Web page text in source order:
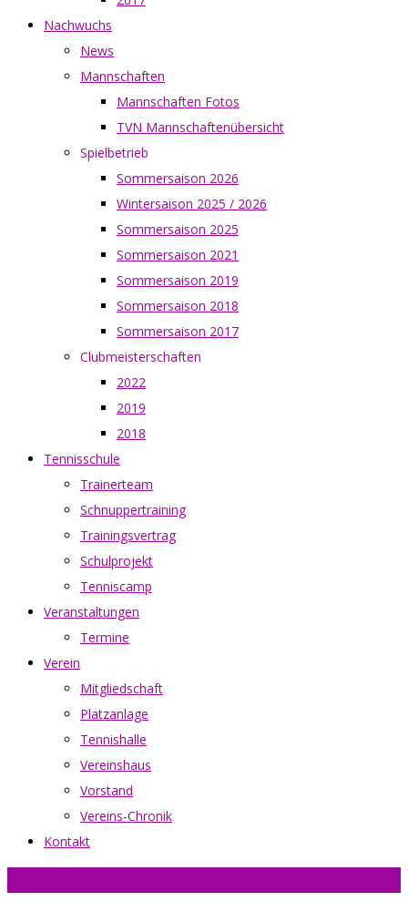
Nachwuchs
News
Mannschaften
Mannschaften Fotos
TVN Mannschaftenübersicht
Spielbetrieb
Sommersaison 2026
Wintersaison 2025 / 2026
Sommersaison 2025
Sommersaison 2021
Sommersaison 2019
Sommersaison 2018
Sommersaison 2017
Clubmeisterschaften
2022
2019
2018
Tennisschule
Trainerteam
Schnuppertraining
Trainingsvertrag
Schulprojekt
Tenniscamp
Veranstaltungen
Termine
Verein
Mitgliedschaft
Platzanlage
Tennishalle
Vereinshaus
Vorstand
Vereins-Chronik
Kontakt